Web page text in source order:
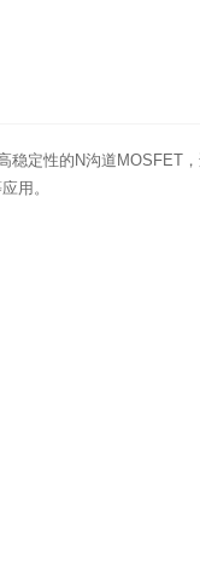
稳定性的N沟道MOSFET
用。